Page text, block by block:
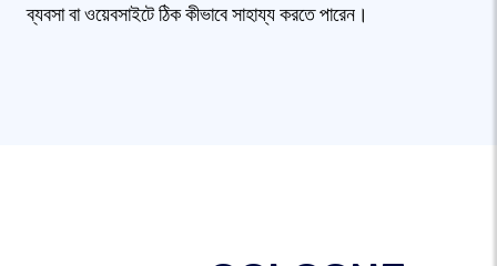
ব্যবসা বা ওয়েবসাইটে ঠিক কীভাবে সাহায্য করতে পারেন।